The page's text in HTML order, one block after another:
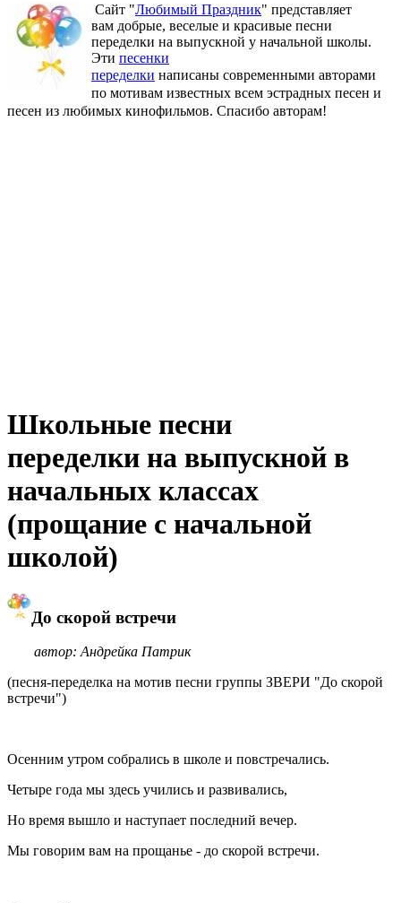
Сайт "Любимый Праздник" представляет
вам добрые, веселые и красивые песни
переделки на выпускной у начальной школы.
Эти песенки
переделки написаны современными авторами
по мотивам известных всем эстрадных песен и
песен из любимых кинофильмов. Спасибо авторам!
Школьные песни
переделки на выпускной в
начальных классах
(прощание с начальной
школой)
До скорой встречи
автор: Андрейка Патрик
(песня-переделка на мотив песни группы ЗВЕРИ "До скорой
встречи")
Осенним утром собрались в школе и повстречались.
Четыре года мы здесь учились и развивались,
Но время вышло и наступает последний вечер.
Мы говорим вам на прощанье - до скорой встречи.